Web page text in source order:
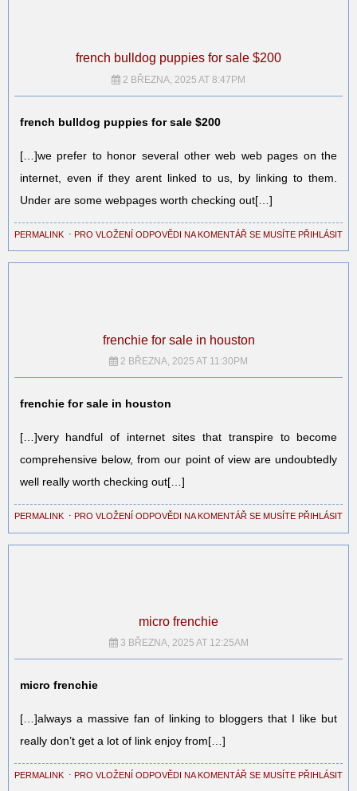
french bulldog puppies for sale $200
2 BŘEZNA, 2025 AT 8:47PM
french bulldog puppies for sale $200
[…]we prefer to honor several other web web pages on the
internet, even if they arent linked to us, by linking to them.
Under are some webpages worth checking out[…]
PERMALINK ⋅ PRO VLOŽENÍ ODPOVĚDI NA KOMENTÁŘ SE MUSÍTE PŘIHLÁSIT
frenchie for sale in houston
2 BŘEZNA, 2025 AT 11:30PM
frenchie for sale in houston
[…]very handful of internet sites that transpire to become
comprehensive below, from our point of view are undoubtedly
well really worth checking out[…]
PERMALINK ⋅ PRO VLOŽENÍ ODPOVĚDI NA KOMENTÁŘ SE MUSÍTE PŘIHLÁSIT
micro frenchie
3 BŘEZNA, 2025 AT 12:25AM
micro frenchie
[…]always a massive fan of linking to bloggers that I like but
really don’t get a lot of link enjoy from[…]
PERMALINK ⋅ PRO VLOŽENÍ ODPOVĚDI NA KOMENTÁŘ SE MUSÍTE PŘIHLÁSIT